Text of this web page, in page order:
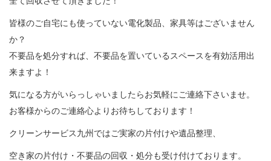
皆様のご自宅にも使っていない電化製品、家具等はございません
か？
不要品を処分すれば、不要品を置いているスペースを有効活用出
来ますよ！
気になる方がいらっしゃいましたらお気軽にご連絡下さいませ。
お客様からのご連絡心よりお待ちしております！
クリーンサービス九州ではご実家の片付けや遺品整理、
空き家の片付け・不要品の回収・処分も受け付けております。